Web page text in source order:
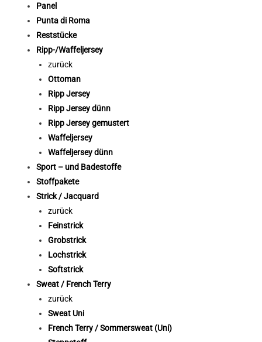
Panel
Punta di Roma
Reststücke
Ripp-/Waffeljersey
zurück
Ottoman
Ripp Jersey
Ripp Jersey dünn
Ripp Jersey gemustert
Waffeljersey
Waffeljersey dünn
Sport – und Badestoffe
Stoffpakete
Strick / Jacquard
zurück
Feinstrick
Grobstrick
Lochstrick
Softstrick
Sweat / French Terry
zurück
Sweat Uni
French Terry / Sommersweat (Uni)